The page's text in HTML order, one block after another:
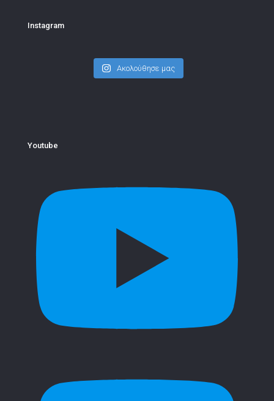
Instagram
Ακολούθησε μας
Youtube